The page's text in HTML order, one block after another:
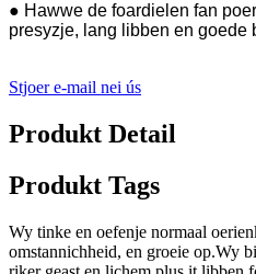
● Hawwe de foardielen fan
presyzje, lang libben en goede
Stjoer e-mail nei ús
Produkt Detail
Produkt Tags
Wy tinke en oefenje normaal
omstannichheid, en groeie op.Wy